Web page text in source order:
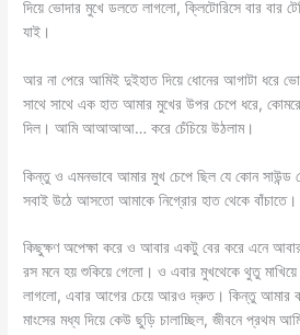
দিয়ে ভোদার মুখে ডলতে লাগলো, ক্লিটোরিসে বার বার
যাই।
আর না পেরে আমিই দুইহাত দিয়ে ধোনের আগাটা ধরে
সাথে সাথে এক হাত আমার মুখের উপর চেপে ধরে,
দিল। আমি আআআআ… করে চেঁচিয়ে উঠলাম।
কিন্তু ও এমনভাবে আমার মুখ চেপে ছিল যে কোন সাউন্ড
সবাই উঠে আসতো আমাকে নিগ্রোর হাত থেকে বাঁচাতে।
কিছুক্ষণ অপেক্ষা করে ও আবার একটু বের করে এনে
রস মনে হয় শুকিয়ে গেলো। ও এবার মুখথেকে থুতু মাখিয়ে
লাগলো, এবার আগের চেয়ে আরও দ্রুত। কিন্তু আমার
মাংসের মধ্য দিয়ে কেউ ছুড়ি চালাচ্ছিল, জীবনে প্রথম